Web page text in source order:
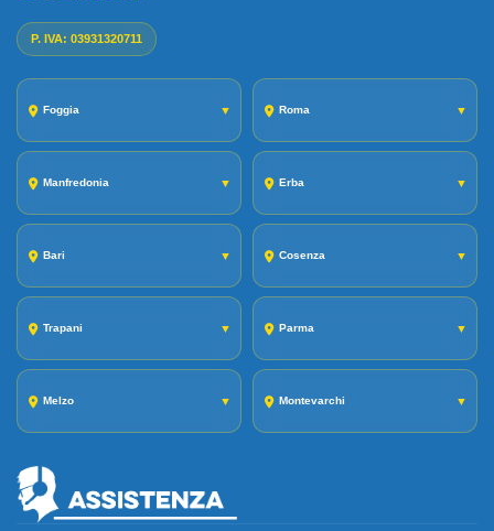
P. IVA: 03931320711
Foggia ▼ Roma ▼
Manfredonia ▼ Erba ▼
Bari ▼ Cosenza ▼
Trapani ▼ Parma ▼
Melzo ▼ Montevarchi ▼